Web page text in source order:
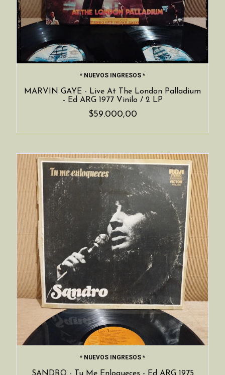
* NUEVOS INGRESOS *
MARVIN GAYE - Live At The London Palladium
- Ed ARG 1977 Vinilo / 2 LP
$59.000,00
* NUEVOS INGRESOS *